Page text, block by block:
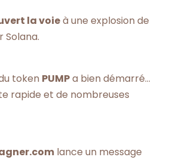
la voieà une explosion de
Solana.
token PUMPa bien démarré…
rapide et de nombreuses
lance un message